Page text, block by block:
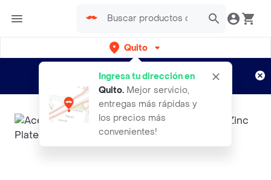
Quito
Ingresa tu dirección en
Quito. Mejor servicio,
entregas más rápidas y
los precios más
convenientes!
envíos gratis por semanas
Aplican TyC